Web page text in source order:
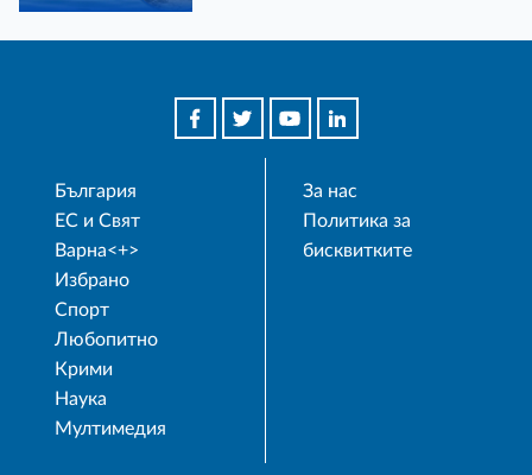
България
ЕС и Свят
Варна<+>
Избрано
Спорт
Любопитно
Крими
Наука
Мултимедия
За нас
Политика за
бисквитките